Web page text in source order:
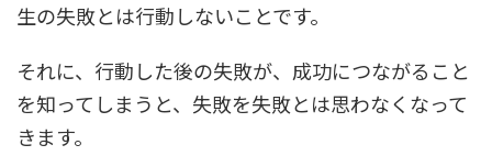
生の失敗とは行動しないことです。
それに、行動した後の失敗が、成功につながること
を知ってしまうと、失敗を失敗とは思わなくなって
きます。